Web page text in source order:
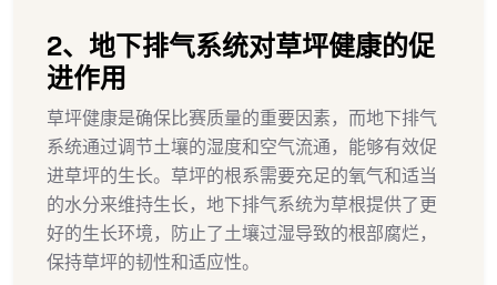
2、地下排气系统对草坪健康的促
进作用
草坪健康是确保比赛质量的重要因素，而地下排气
系统通过调节土壤的湿度和空气流通，能够有效促
进草坪的生长。草坪的根系需要充足的氧气和适当
的水分来维持生长，地下排气系统为草根提供了更
好的生长环境，防止了土壤过湿导致的根部腐烂，
保持草坪的韧性和适应性。